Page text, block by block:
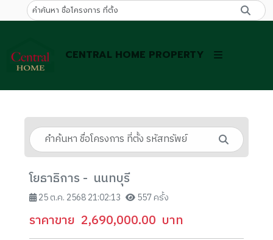
CENTRAL HOME PROPERTY
โยธาธิการ - นนทบุรี
25 ต.ค. 2568 21:02:13 557 ครั้ง
ราคาขาย 2,690,000.00 บาท